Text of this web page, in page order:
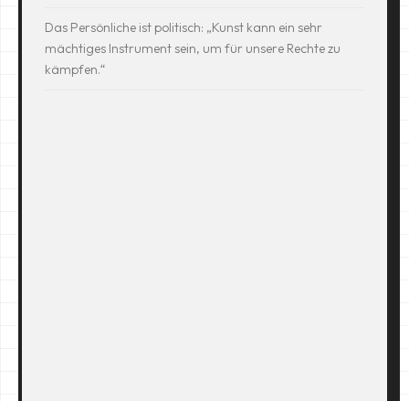
Das Persönliche ist politisch: „Kunst kann ein sehr
mächtiges Instrument sein, um für unsere Rechte zu
kämpfen.“